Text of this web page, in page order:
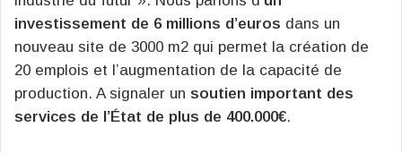
investissement de 6 millions d’euros dans un
nouveau site de 3000 m2 qui permet la création de
20 emplois et l’augmentation de la capacité de
production. A signaler un soutien important des
services de l’État de plus de 400.000€.